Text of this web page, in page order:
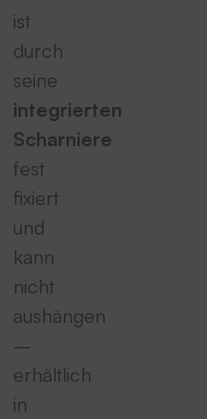
ist
durch
seine
integrierten
Scharniere
fest
fixiert
und
kann
nicht
aushängen
–
erhältlich
in